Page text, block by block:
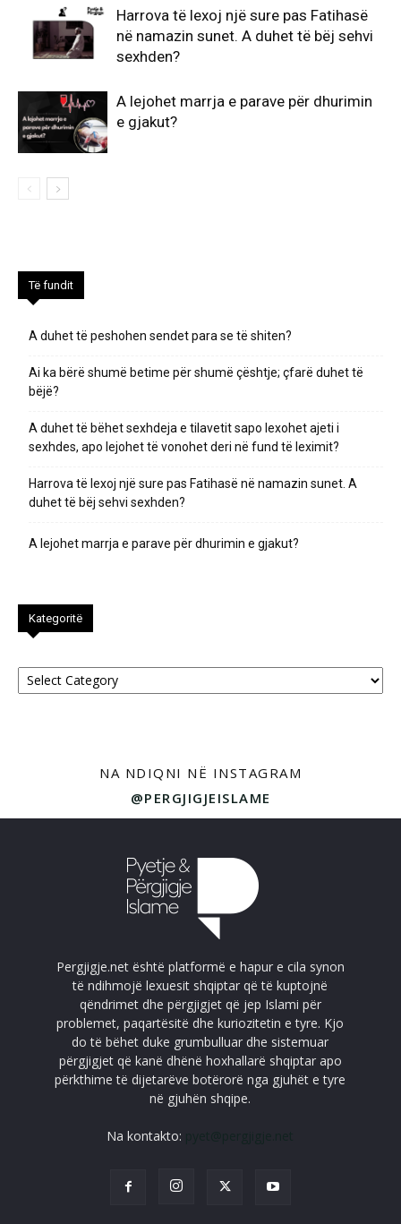
Harrova të lexoj një sure pas Fatihasë
në namazin sunet. A duhet të bëj sehvi
sexhden?
A lejohet marrja e parave për dhurimin
e gjakut?
Të fundit
A duhet të peshohen sendet para se të shiten?
Ai ka bërë shumë betime për shumë çështje; çfarë duhet të
bëjë?
A duhet të bëhet sexhdeja e tilavetit sapo lexohet ajeti i
sexhdes, apo lejohet të vonohet deri në fund të leximit?
Harrova të lexoj një sure pas Fatihasë në namazin sunet. A
duhet të bëj sehvi sexhden?
A lejohet marrja e parave për dhurimin e gjakut?
Kategoritë
Kategoritë
NA NDIQNI NË INSTAGRAM
@PERGJIGJEISLAME
Pergjigje.net është platformë e hapur e cila synon
të ndihmojë lexuesit shqiptar që të kuptojnë
qëndrimet dhe përgjigjet që jep Islami për
problemet, paqartësitë dhe kuriozitetin e tyre. Kjo
do të bëhet duke grumbulluar dhe sistemuar
përgjigjet që kanë dhënë hoxhallarë shqiptar apo
përkthime të dijetarëve botërorë nga gjuhët e tyre
në gjuhën shqipe.
Na kontakto: